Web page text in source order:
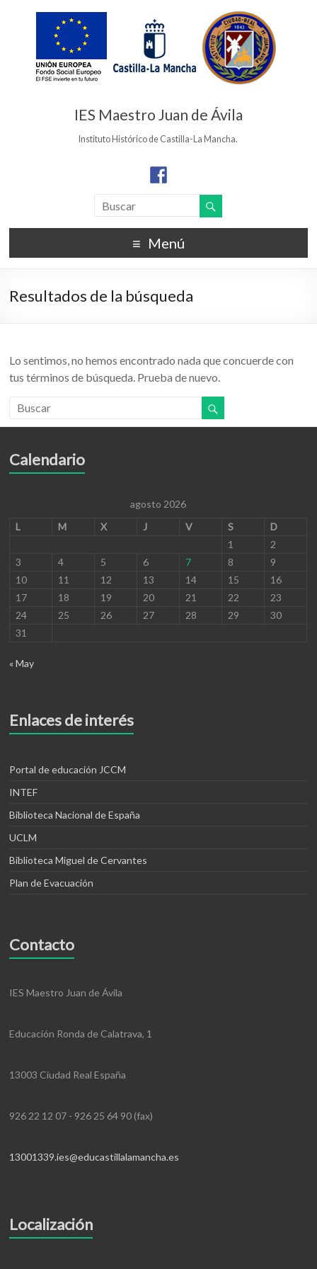
IES Maestro Juan de Ávila
Instituto Histórico de Castilla-La Mancha.
Menú
Resultados de la búsqueda
Lo sentimos, no hemos encontrado nada que concuerde con
tus términos de búsqueda. Prueba de nuevo.
Calendario
agosto 2026
L
M X J V S
D
1
2
3
4 5 6 7 8
9
10
11 12 13 14 15
16
17
18 19 20 21 22
23
24
25 26 27 28 29
30
31
« May
Enlaces de interés
Portal de educación JCCM
INTEF
Biblioteca Nacional de España
UCLM
Biblioteca Miguel de Cervantes
Plan de Evacuación
Contacto
IES Maestro Juan de Ávila
Educación Ronda de Calatrava, 1
13003 Ciudad Real España
926 22 12 07 - 926 25 64 90 (fax)
13001339.ies@educastillalamancha.es
Localización